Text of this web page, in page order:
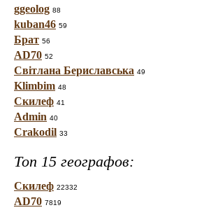
ggeolog 88
kuban46 59
Брат 56
AD70 52
Світлана Бериславська 49
Klimbim 48
Скилеф 41
Admin 40
Crakodil 33
Топ 15 географов:
Скилеф 22332
AD70 7819